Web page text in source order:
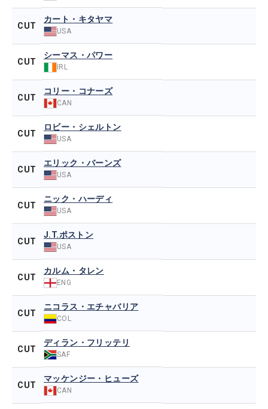
CUT
カート・キタヤマ
USA
CUT
シーマス・パワー
IRL
CUT
コリー・コナーズ
CAN
CUT
ロビー・シェルトン
USA
CUT
エリック・バーンズ
USA
CUT
ニック・ハーディ
USA
CUT
J.T.ポストン
USA
CUT
カルム・タレン
ENG
CUT
ニコラス・エチャバリア
COL
CUT
ディラン・フリッテリ
SAF
CUT
マッケンジー・ヒューズ
CAN